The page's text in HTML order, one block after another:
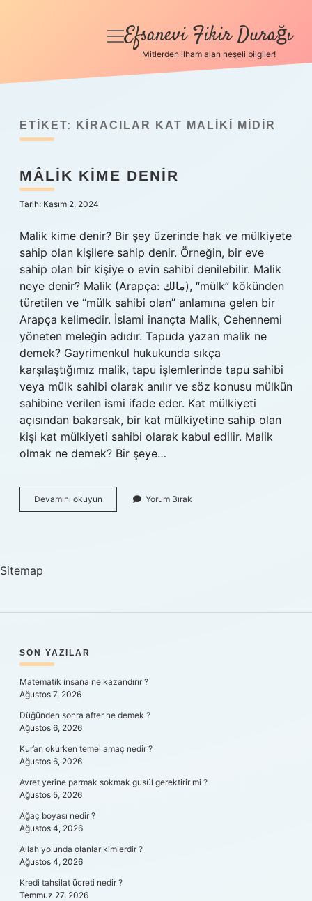
Anasayfa
Yasal Uyarı
Hakkımızda
menüyü
Efsanevi Fikir Durağı
Mitlerden ilham alan neşeli bilgiler!
ETIKET: KIRACILAR KAT MALIKI MIDIR
MÂLIK KIME DENIR
Tarih: Kasım 2, 2024
Malik kime denir? Bir şey üzerinde hak ve mülkiyete
sahip olan kişilere sahip denir. Örneğin, bir eve
sahip olan bir kişiye o evin sahibi denilebilir. Malik
neye denir? Malik (Arapça: مالك), “mülk” kökünden
türetilen ve “mülk sahibi olan” anlamına gelen bir
Arapça kelimedir. İslami inançta Malik, Cehennemi
yöneten meleğin adıdır. Tapuda yazan malik ne
demek? Gayrimenkul hukukunda sıkça
karşılaştığımız malik, tapu işlemlerinde tapu sahibi
veya mülk sahibi olarak anılır ve söz konusu mülkün
sahibine verilen ismi ifade eder. Kat mülkiyeti
açısından bakarsak, bir kat mülkiyetine sahip olan
kişi kat mülkiyeti sahibi olarak kabul edilir. Malik
olmak ne demek? Bir şeye…
Devamını okuyun
Kime
Yorum Bırak
Sitemap
SIDEBAR
SON YAZILAR
Matematik insana ne kazandırır ?
Ağustos 7, 2026
Düğünden sonra after ne demek ?
Ağustos 6, 2026
Kur’an okurken temel amaç nedir ?
Ağustos 6, 2026
Avret yerine parmak sokmak gusül gerektirir mi ?
Ağustos 5, 2026
Ağaç boyası nedir ?
Ağustos 4, 2026
Allah yolunda olanlar kimlerdir ?
Ağustos 4, 2026
Kredi tahsilat ücreti nedir ?
Temmuz 27, 2026